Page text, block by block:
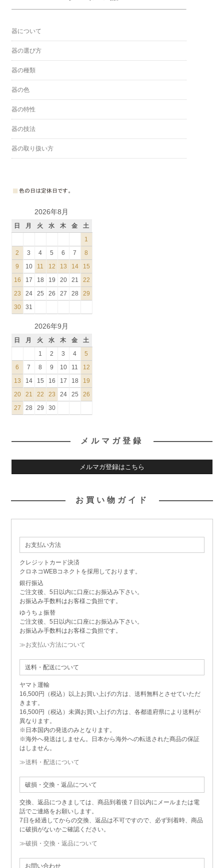
器について
器の選び方
器の種類
器の色
器の特性
器の技法
器の取り扱い方
2026年8月
日 月 火 水 木 金
土
1
2
3 4 5 6 7
8
9
10 11 12 13 14
15
16
17 18 19 20 21
22
23
24 25 26 27 28
29
30
31
2026年9月
日 月 火 水 木 金
土
1
2 3 4
5
6
7 8 9 10 11
12
13
14 15 16 17 18
19
20
21 22 23 24 25
26
27
28 29 30
メルマガ登録
メルマガ登録はこちら
お買い物ガイド
お支払い方法
クレジットカード決済
クロネコWEBコネクトを採用しております。
銀行振込
ご注文後、5日以内に口座にお振込み下さい。
お振込み手数料はお客様ご負担です。
ゆうちょ振替
ご注文後、5日以内に口座にお振込み下さい。
お振込み手数料はお客様ご負担です。
≫お支払い方法について
送料・配送について
ヤマト運輸
16,500円（税込）以上お買い上げの方は、送料無料とさせていただ
きます。
16,500円（税込）未満お買い上げの方は、各都道府県により送料が
異なります。
※日本国内の発送のみとなります。
※海外へ発送はしません。日本から海外への転送された商品の保証
はしません。
≫送料・配送について
破損・交換・返品について
交換、返品につきましては、商品到着後７日以内にメールまたは電
話でご連絡をお願いします。
7日を経過してからの交換、返品は不可ですので、必ず到着時、商品
に破損がないかご確認ください。
≫破損・交換・返品について
お問い合わせ